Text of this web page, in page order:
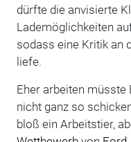
dürfte die anvisierte
Lademöglichkeiten
sodass eine Kritik an
liefe.
Eher arbeiten müsste
nicht ganz so
bloß ein Arbeitstier,